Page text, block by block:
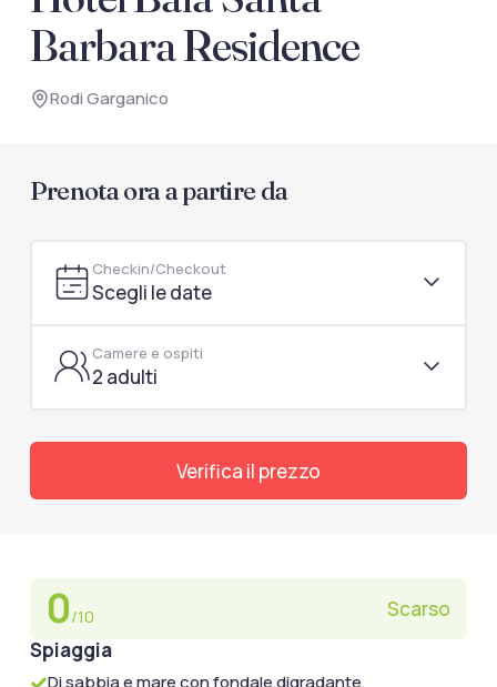
documenti di viaggio.
Accedi / Registrati
Barbara Residence
Rodi Garganico
Prenota ora a partire da
Checkin/Checkout
Scegli le date
Camere e ospiti
2 adulti
Verifica il prezzo
0/10
Scarso
Spiaggia